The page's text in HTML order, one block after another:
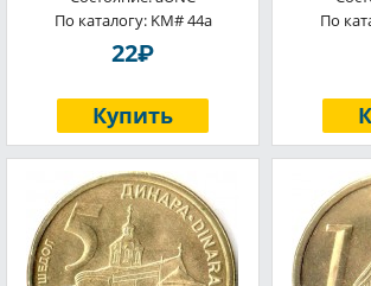
По каталогу: KM# 44a
22P
Купить
По